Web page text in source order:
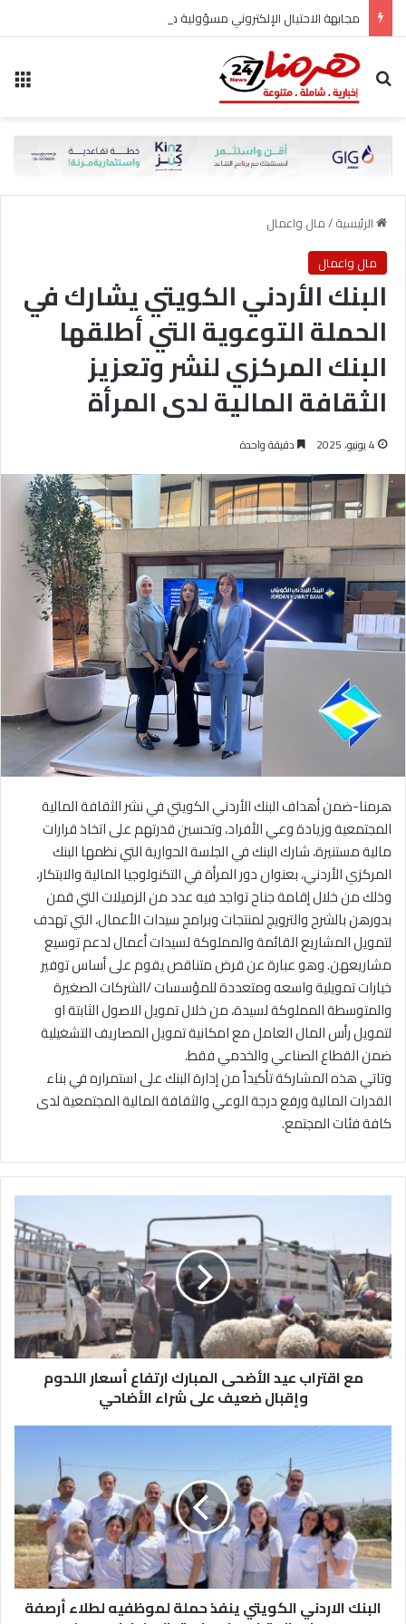
مجابهة الاحتيال الإلكتروني مسؤولية مشتركة
بحث عن
الرئيسية/مال واعمال
مال واعمال
البنك الأردني الكويتي يشارك في
الحملة التوعوية التي أطلقها
البنك المركزي لنشر وتعزيز
الثقافة المالية لدى المرأة
4 يونيو، 2025 دقيقة واحدة
هرمنا-ضمن أهداف البنك الأردني الكويتي في نشر الثقافة المالية
المجتمعية وزيادة وعي الأفراد، وتحسين قدرتهم على اتخاذ قرارات
مالية مستنيرة، شارك البنك في الجلسة الحوارية التي نظمها البنك
المركزي الأردني، بعنوان دور المرأة في التكنولوجيا المالية والابتكار،
وذلك من خلال إقامة جناح تواجد فيه عدد من الزميلات التي قمن
بدورهن بالشرح والترويج لمنتجات وبرامج سيدات الأعمال، التي تهدف
لتمويل المشاريع القائمة والمملوكة لسيدات أعمال لدعم توسيع
مشاريعهن. وهو عبارة عن قرض متناقص يقوم على أساس توفير
خيارات تمويلية واسعه ومتعددة للمؤسسات /الشركات الصغيرة
والمتوسطة المملوكة لسيدة، من خلال تمويل الاصول الثابتة او
لتمويل رأس المال العامل مع امكانية تمويل المصاريف التشغيلية
ضمن القطاع الصناعي والخدمي فقط.
وتاتي هذه المشاركة تأكيداً من إدارة البنك على استمراره في بناء
القدرات المالية ورفع درجة الوعي والثقافة المالية المجتمعية لدى
كافة فئات المجتمع.
ا
ق
ت
ر
ا
ب
ا
ح
ى
ا
ل
م
‎مع اقتراب عيد الأضحى المبارك ‎ارتفاع أسعار اللحوم
وإقبال ضعيف على شراء الأضاحي
ك
ا
ل
ا
ر
البنك الاردني الكويتي ينفذ حملة لموظفيه لطلاء أرصفة